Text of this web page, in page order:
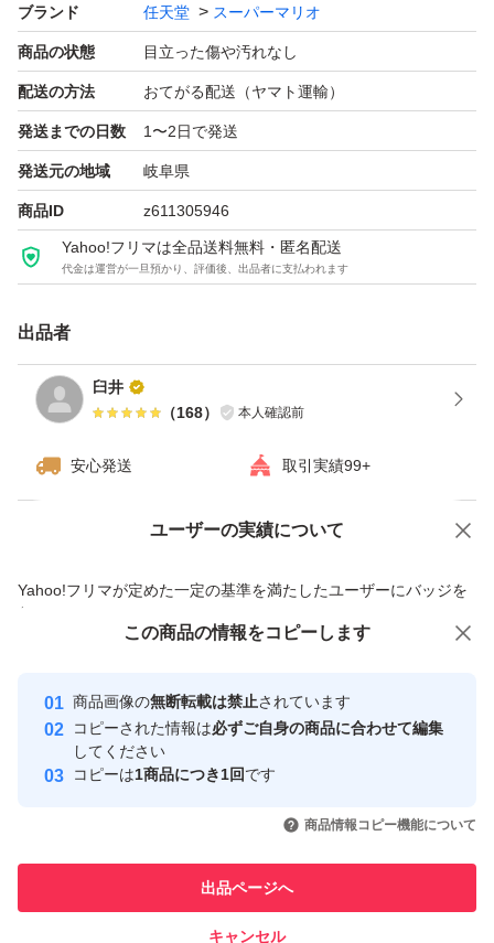
ブランド 任天堂 スーパーマリオ
商品の状態 目立った傷や汚れなし
配送の方法 おてがる配送（ヤマト運輸）
発送までの日数 1〜2日で発送
発送元の地域 岐阜県
商品ID z611305946
Yahoo!フリマは全品送料無料・匿名配送
代金は運営が一旦預かり、評価後、出品者に支払われます
出品者
臼井
（168） 本人確認前
安心発送 取引実績99+
ユーザーの実績について
Yahoo!フリマが定めた一定の基準を満たしたユーザーにバッジを
付与しています
安心取引出品者
心・安全なユーザーです
取引実績
引を完了させた実績があります
での取引実績があります
価格の相談 商品への質問
この商品の情報をコピーします
商品画像の無断転載は禁止されています
コピーされた情報は必ずご自身の商品に合わせて編集
してください
コピーは1商品につき1回です
商品情報コピー機能について
出品ページへ
キャンセル
この商品をみている人にオススメ